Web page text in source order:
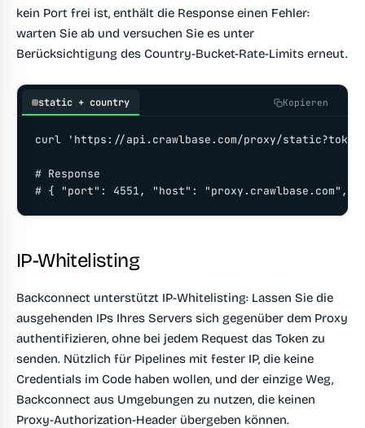
kein Port frei ist, enthält die Response einen Fehler:
warten Sie ab und versuchen Sie es unter
Berücksichtigung des Country-Bucket-Rate-Limits erneut.
static + country Kopieren
curl 'https://api.crawlbase.com/proxy/
# Response
# { "port": 4551, "host": "proxy.crawlbase.com",
IP-Whitelisting
Backconnect unterstützt IP-Whitelisting: Lassen Sie die
ausgehenden IPs Ihres Servers sich gegenüber dem Proxy
authentifizieren, ohne bei jedem Request das Token zu
senden. Nützlich für Pipelines mit fester IP, die keine
Credentials im Code haben wollen, und der einzige Weg,
Backconnect aus Umgebungen zu nutzen, die keinen
Proxy-Authorization-Header übergeben können.